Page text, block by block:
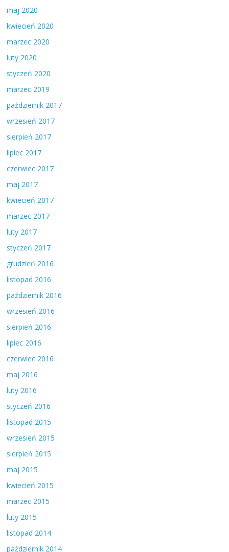
maj 2020
kwiecień 2020
marzec 2020
luty 2020
styczeń 2020
marzec 2019
październik 2017
wrzesień 2017
sierpień 2017
lipiec 2017
czerwiec 2017
maj 2017
kwiecień 2017
marzec 2017
luty 2017
styczeń 2017
grudzień 2016
listopad 2016
październik 2016
wrzesień 2016
sierpień 2016
lipiec 2016
czerwiec 2016
maj 2016
luty 2016
styczeń 2016
listopad 2015
wrzesień 2015
sierpień 2015
maj 2015
kwiecień 2015
marzec 2015
luty 2015
listopad 2014
październik 2014